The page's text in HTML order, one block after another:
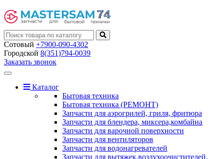
Сотовый +7900-090-4302
Городской 8(351)794-0039
Заказать звонок
Toggle
navigationКаталог
Бытовая техника
Бытовая техника (РЕМОНТ)
Запчасти для аэрогрилей, гриля, фритюра
Запчасти для блендера, миксера,комбайна
Запчасти для варочной поверхности
Запчасти для вентиляторов
Запчасти для водонагревателей
Запчасти для вытяжек,воздухоочистителей,